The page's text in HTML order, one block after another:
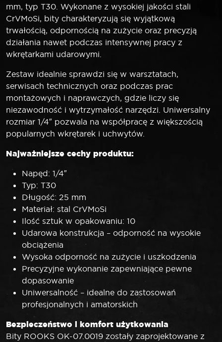
mm, typ T30. Wykonane z wysokiej jakości stali
CrVMoSi, bity charakteryzują się wyjątkową
trwałością, odpornością na zużycie oraz precyzją
działania nawet podczas intensywnej pracy z
wkrętarkami udarowymi.
Zestaw idealnie sprawdzi się w warsztatach,
serwisach technicznych oraz podczas prac
montażowych i naprawczych, gdzie liczy się
niezawodność i wytrzymałość narzędzi. Uniwersalny
rozmiar 1/4″ pozwala na współpracę z większością
popularnych wkrętarek i uchwytów.
Najważniejsze cechy produktu:
Napęd: 1/4″
Typ: T30
Długość: 25 mm
Materiał: stal CrVMoSi
Ilość sztuk w opakowaniu: 10
Udarowa konstrukcja – odporność na wysokie
obciążenia
Wysoka odporność na zużycie i uszkodzenia
Precyzyjne wykonanie zapewniające pewne
dopasowanie
Uniwersalność – idealne do zastosowań
profesjonalnych i amatorskich
Bezpieczeństwo i komfort użytkowania
Bity ROOKS OK-07.0019 zostały zaprojektowane z